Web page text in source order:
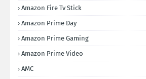
Amazon Fire Tv Stick
Amazon Prime Day
Amazon Prime Gaming
Amazon Prime Video
AMC